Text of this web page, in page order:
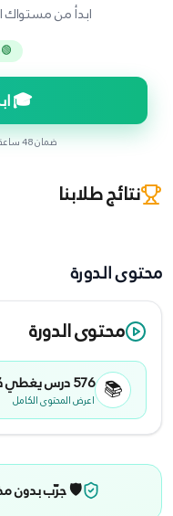
ابدأ من مستواك
🟢
🎓
ضمان 48 ساعة
نتائج طلابنا
محتوى الدورة
محتوى الدورة
📚
576درس يغطي
اعرض المحتوى الكامل
🛡️ جرّب بدون